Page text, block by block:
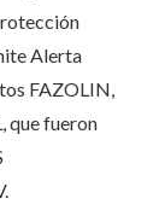
Alerta
FAZOLIN,
que fueron